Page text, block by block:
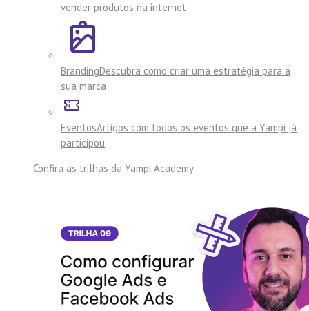
vender produtos na internet
BrandingDescubra como criar uma estratégia para a
sua marca
EventosArtigos com todos os eventos que a Yampi já
participou
Confira as trilhas da Yampi Academy